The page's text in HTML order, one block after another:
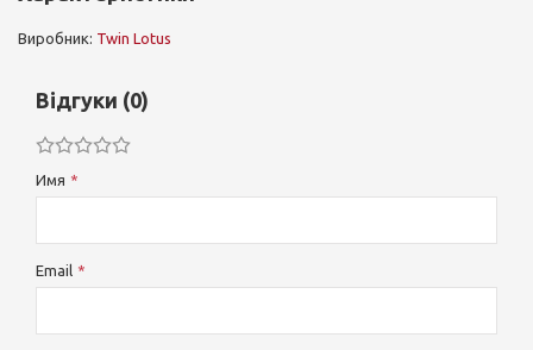
Виробник: Twin Lotus
Відгуки (0)
Имя
Email